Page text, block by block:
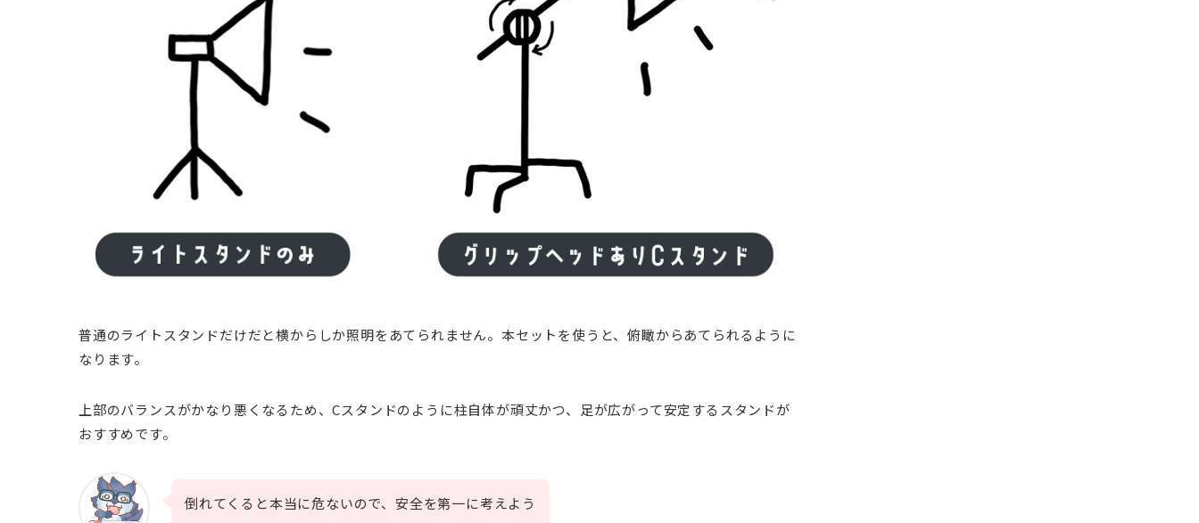
普通のライトスタンドだけだと横からしか照明をあてられません。本セットを使うと、俯瞰からあてられるように
なります。
上部のバランスがかなり悪くなるため、Cスタンドのように柱自体が頑丈かつ、足が広がって安定するスタンドが
おすすめです。
倒れてくると本当に危ないので、安全を第一に考えよう